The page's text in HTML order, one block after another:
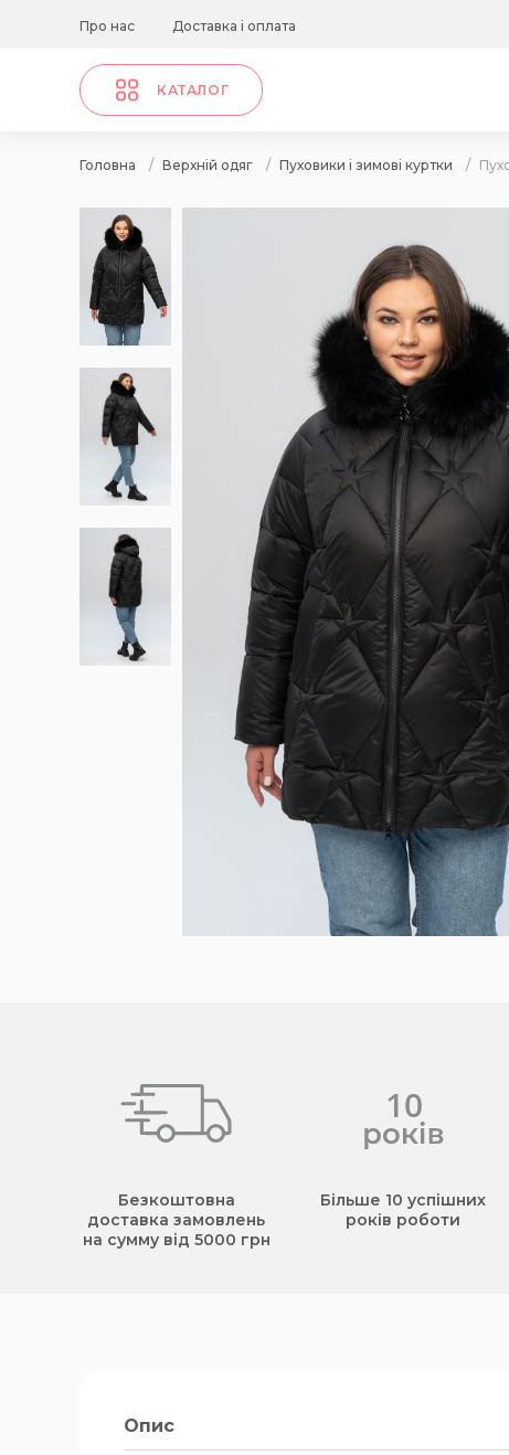
Про нас Доставка і оплата
КАТАЛОГ
Головна / Верхній одяг / Пуховики і зимові куртки /
Безкоштовна
доставка замовлень
на сумму від 5000 грн
Більше 10 успішних
років роботи
Опис